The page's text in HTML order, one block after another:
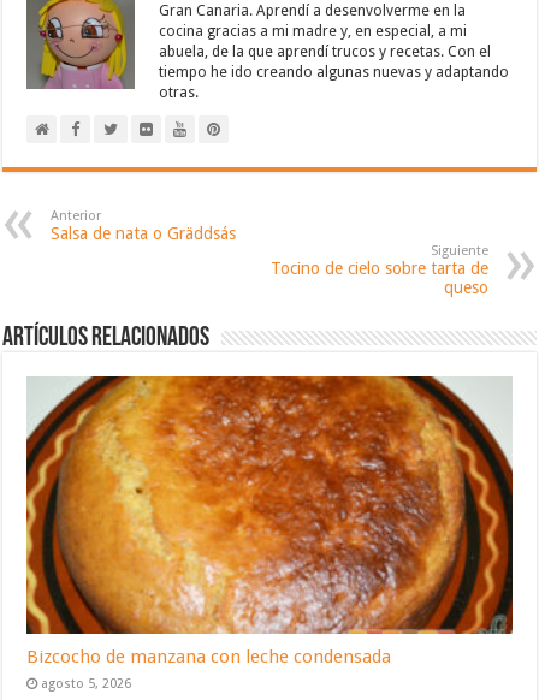
Gran Canaria. Aprendí a desenvolverme en la
cocina gracias a mi madre y, en especial, a mi
abuela, de la que aprendí trucos y recetas. Con el
tiempo he ido creando algunas nuevas y adaptando
otras.
Anterior
Salsa de nata o Gräddsás
Siguiente
Tocino de cielo sobre tarta de
queso
Artículos relacionados
Bizcocho de manzana con leche condensada
agosto 5, 2026